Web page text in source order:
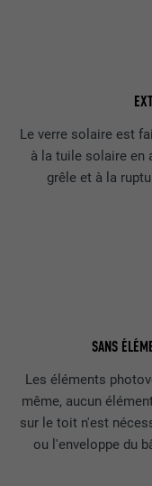
Le verre solaire est
à la tuile solaire en
grêle et à la
SANS
Les éléments
même, aucun
sur le toit n'est
ou l'enveloppe du